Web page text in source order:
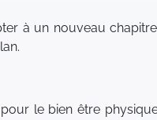
à un nouveau
le bien être